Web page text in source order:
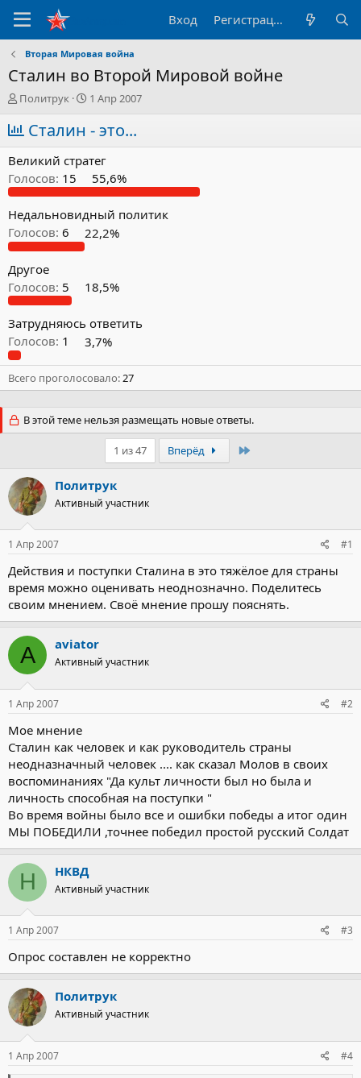
Вход Регистрация
Вторая Мировая война
Сталин во Второй Мировой войне
А
в
т
о
р
т
е
м
ы
Политрук
Д
а
н
а
ч
а
л
а
1 Апр 2007
Сталин - это...
Великий стратег
Голосов: 15 55,6%
Недальновидный политик
Голосов: 6 22,2%
Другое
Голосов: 5 18,5%
Затрудняюсь ответить
Голосов: 1 3,7%
Всего проголосовало 27
В этой теме нельзя размещать новые ответы.
1 из 47 Вперёд
Политрук
Активный участник
1 Апр 2007 #1
Действия и поступки Сталина в это тяжёлое для страны
время можно оценивать неоднозначно. Поделитесь
своим мнением. Своё мнение прошу пояснять.
A aviator
Активный участник
1 Апр 2007 #2
Мое мнение
Сталин как человек и как руководитель страны
неодназначный человек .... как сказал Молов в своих
воспоминаниях "Да культ личности был но была и
личность способная на поступки "
Во время войны было все и ошибки победы а итог один
МЫ ПОБЕДИЛИ ,точнее победил простой русский Солдат
Н НКВД
Активный участник
1 Апр 2007 #3
Опрос составлен не корректно
Политрук
Активный участник
1 Апр 2007 #4